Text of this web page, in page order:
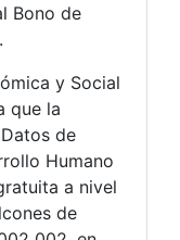
Bono de
y Social
que la
de
Humano
a nivel
de